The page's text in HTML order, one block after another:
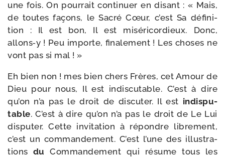
une fois. On pour­rait conti­nuer en disant : « Mais,
de toutes façons, le Sacré Cœur, c’est Sa défi­ni­
tion : Il est bon, Il est misé­ri­cor­dieux. Donc,
allons‑y ! Peu importe, fina­le­ment ! Les choses ne
vont pas si mal ! »
Eh bien non ! mes bien chers Frères, cet Amour de
Dieu pour nous, Il est indis­cu­table. C’est à dire
qu’on n’a pas le droit de dis­cu­ter. Il est indis­pu­
table. C’est à dire qu’on n’a pas le droit de Le Lui
dis­pu­ter. Cette invi­ta­tion à répondre libre­ment,
c’est un com­man­de­ment. C’est l’une des illus­tra­
tions du Commandement qui résume tous les